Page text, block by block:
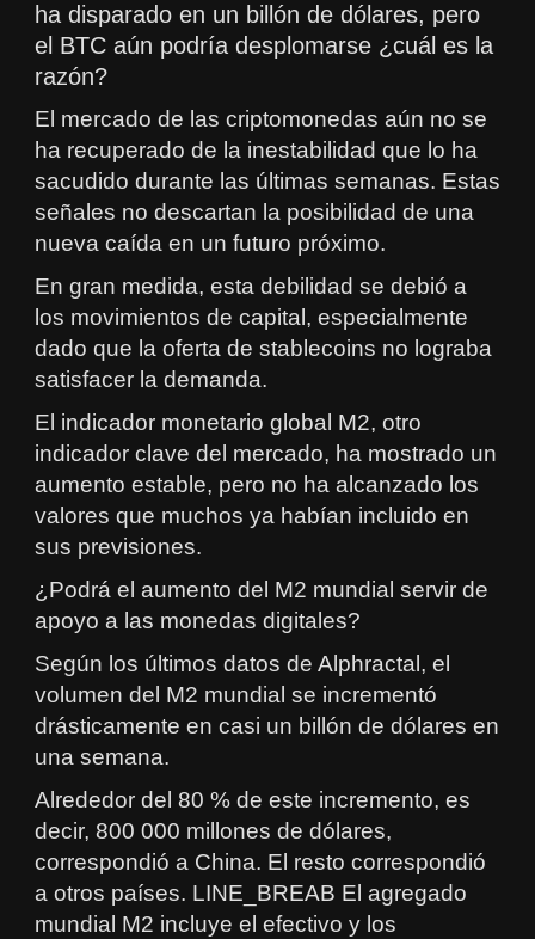
ha disparado en un billón de dólares, pero
el BTC aún podría desplomarse ¿cuál es la
razón?
El mercado de las criptomonedas aún no se
ha recuperado de la inestabilidad que lo ha
sacudido durante las últimas semanas. Estas
señales no descartan la posibilidad de una
nueva caída en un futuro próximo.
En gran medida, esta debilidad se debió a
los movimientos de capital, especialmente
dado que la oferta de stablecoins no lograba
satisfacer la demanda.
El indicador monetario global M2, otro
indicador clave del mercado, ha mostrado un
aumento estable, pero no ha alcanzado los
valores que muchos ya habían incluido en
sus previsiones.
¿Podrá el aumento del M2 mundial servir de
apoyo a las monedas digitales?
Según los últimos datos de Alphractal, el
volumen del M2 mundial se incrementó
drásticamente en casi un billón de dólares en
una semana.
Alrededor del 80 % de este incremento, es
decir, 800 000 millones de dólares,
correspondió a China. El resto correspondió
a otros países. LINE_BREAB El agregado
mundial M2 incluye el efectivo y los